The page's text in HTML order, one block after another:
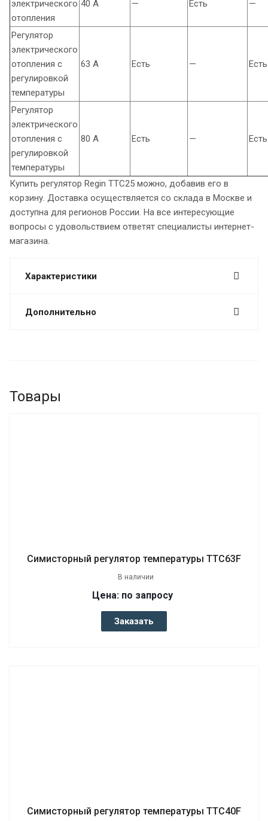
электрического
отопления
40 A — Есть —
Регулятор
электрического
отопления с
регулировкой
температуры
63 A Есть — Есть
Регулятор
электрического
отопления с
регулировкой
температуры
80 A Есть — Есть
Купить регулятор Regin ТТС25 можно, добавив его в
корзину. Доставка осуществляется со склада в Москве и
доступна для регионов России. На все интересующие
вопросы с удовольствием ответят специалисты интернет-
магазина.
Характеристики
Дополнительно
Товары
Симисторный регулятор температуры TTC63F
В наличии
Цена: по запросу
Заказать
Симисторный регулятор температуры TTC40F